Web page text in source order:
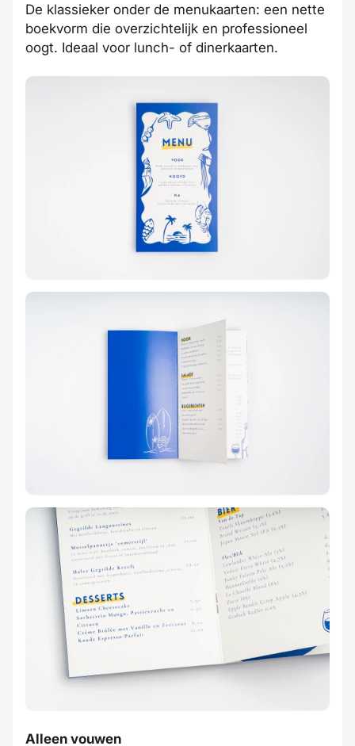
De klassieker onder de menukaarten: een nette
boekvorm die overzichtelijk en professioneel
oogt. Ideaal voor lunch- of dinerkaarten.
Alleen vouwen